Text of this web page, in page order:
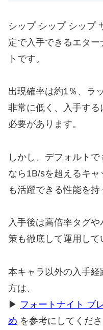
シップ シップ シップ
定で入手できるエタ
トです。
出現確率は約1％、ラ
非常に低く、入手す
必要があります。
しかし、デフォルト
なら1B/sを超えるキ
も活躍できる性能を持
入手後は高倍率タグ
策も徹底して運用して
本キャラ以外の入手
方は、
▶ フォートナイト ブ
め を参考にしてくださ